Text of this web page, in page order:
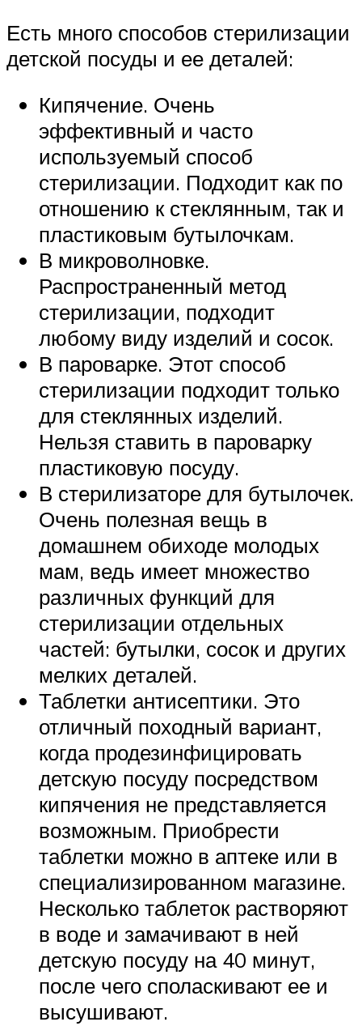
Есть много способов стерилизации
детской посуды и ее деталей:
Кипячение. Очень
эффективный и часто
используемый способ
стерилизации. Подходит как по
отношению к стеклянным, так и
пластиковым бутылочкам.
В микроволновке.
Распространенный метод
стерилизации, подходит
любому виду изделий и сосок.
В пароварке. Этот способ
стерилизации подходит только
для стеклянных изделий.
Нельзя ставить в пароварку
пластиковую посуду.
В стерилизаторе для бутылочек.
Очень полезная вещь в
домашнем обиходе молодых
мам, ведь имеет множество
различных функций для
стерилизации отдельных
частей: бутылки, сосок и других
мелких деталей.
Таблетки антисептики. Это
отличный походный вариант,
когда продезинфицировать
детскую посуду посредством
кипячения не представляется
возможным. Приобрести
таблетки можно в аптеке или в
специализированном магазине.
Несколько таблеток растворяют
в воде и замачивают в ней
детскую посуду на 40 минут,
после чего споласкивают ее и
высушивают.